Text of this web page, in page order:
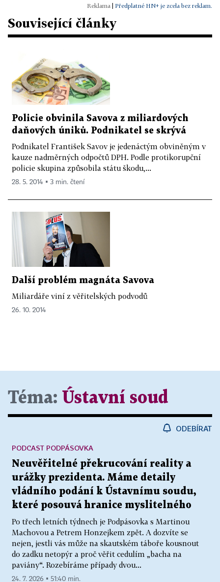
Předplatné HN+ je zcela bez reklam.
Související články
Policie obvinila Savova z miliardových
daňových úniků. Podnikatel se skrývá
Podnikatel František Savov je jedenáctým obviněným v
kauze nadměrných odpočtů DPH. Podle protikorupční
policie skupina způsobila státu škodu,...
28. 5. 2014 ▪ 3 min. čtení
Další problém magnáta Savova
Miliardáře viní z věřitelských podvodů
26. 10. 2014
Téma: Ústavní soud
ODEBÍRAT
Neuvěřitelné překrucování reality a
urážky prezidenta. Máme detaily
vládního podání k Ústavnímu soudu,
které posouvá hranice myslitelného
Po třech letních týdnech je Podpásovka s Martinou
Machovou a Petrem Honzejkem zpět. A dozvíte se
nejen, jestli vás může na skautském táboře kousnout
do zadku netopýr a proč věřit cedulím „bacha na
paviány“. Rozebíráme případy dvou...
PODCAST PODPÁSOVKA
24. 7. 2026 ▪ 51:40 min.